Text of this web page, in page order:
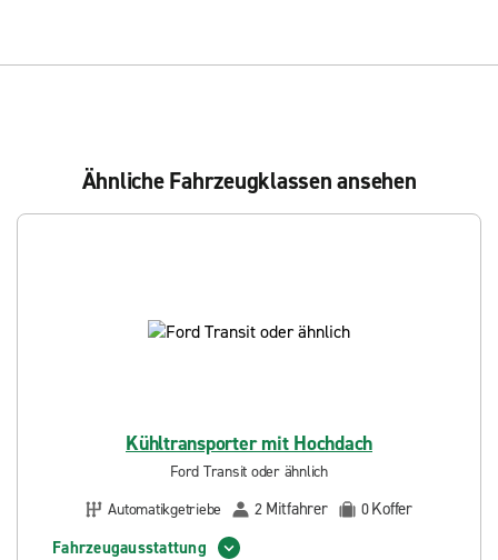
Ähnliche Fahrzeugklassen ansehen
Kühltransporter mit Hochdach
Ford Transit oder ähnlich
Automatikgetriebe
2 Mitfahrer 0Koffer
Fahrzeugausstattung